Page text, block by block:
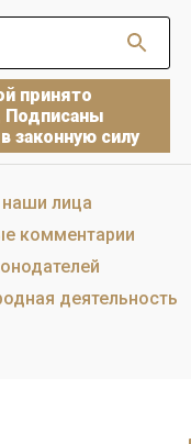
принято
Подписаны
законную силу
лица
комментарии
деятельность